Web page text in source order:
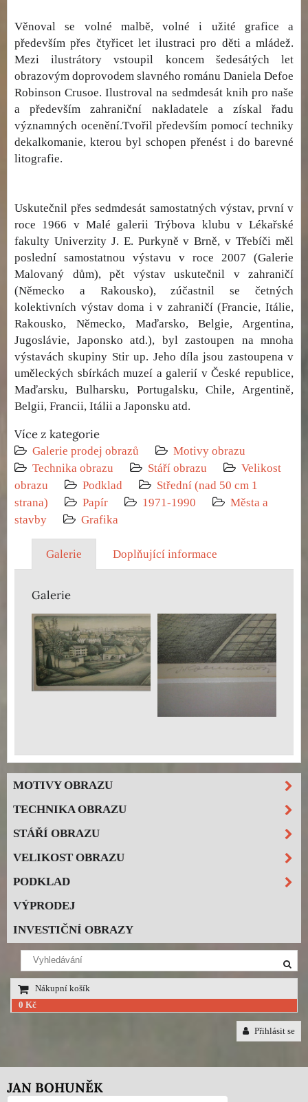
Věnoval se volné malbě, volné i užité grafice a
především přes čtyřicet let ilustraci pro děti a mládež.
Mezi ilustrátory vstoupil koncem šedesátých let
obrazovým doprovodem slavného románu Daniela Defoe
Robinson Crusoe. Ilustroval na sedmdesát knih pro naše
a především zahraniční nakladatele a získal řadu
významných ocenění.Tvořil především pomocí techniky
dekalkomanie, kterou byl schopen přenést i do barevné
litografie.
Uskutečnil přes sedmdesát samostatných výstav, první v
roce 1966 v Malé galerii Trýbova klubu v Lékařské
fakulty Univerzity J. E. Purkyně v Brně, v Třebíči měl
poslední samostatnou výstavu v roce 2007 (Galerie
Malovaný dům), pět výstav uskutečnil v zahraničí
(Německo a Rakousko), zúčastnil se četných
kolektivních výstav doma i v zahraničí (Francie, Itálie,
Rakousko, Německo, Maďarsko, Belgie, Argentina,
Jugoslávie, Japonsko atd.), byl zastoupen na mnoha
výstavách skupiny Stir up. Jeho díla jsou zastoupena v
uměleckých sbírkách muzeí a galerií v České republice,
Maďarsku, Bulharsku, Portugalsku, Chile, Argentině,
Belgii, Francii, Itálii a Japonsku atd.
Více z kategorie
Galerie prodej obrazů
Motivy obrazu
Technika obrazu
Stáří obrazu
Velikost
obrazu
Podklad
Střední (nad 50 cm 1
strana)
Papír 1971-1990
Města a
stavby
Grafika
Galerie Doplňující informace
Galerie
MOTIVY OBRAZU
TECHNIKA OBRAZU
STÁŘÍ OBRAZU
VELIKOST OBRAZU
PODKLAD
VÝPRODEJ
INVESTIČNÍ OBRAZY
Nákupní košík
0 Kč
Přihlásit se
JAN BOHUNĚK